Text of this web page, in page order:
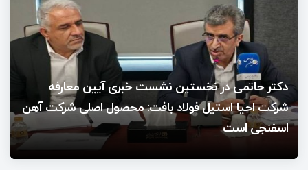
شرکت آهن اسفنجی است
تصادفات جاده‌ای؛ نجات‌دهندگان در لحظات بحرانی
دکتر حاتمی در نخستین نشست خبری آیین معارفه
شرکت احیا استیل فولاد بافت: محصول اصلی شرکت آهن
اسفنجی است